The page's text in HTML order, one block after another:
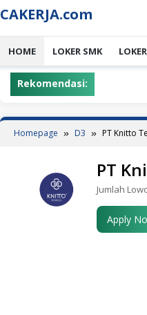
CAKERJA.com
HOME LOKER SMK
Rekomendasi:
Homepage D3 PT Knitto
PT
Jumlah
Apply